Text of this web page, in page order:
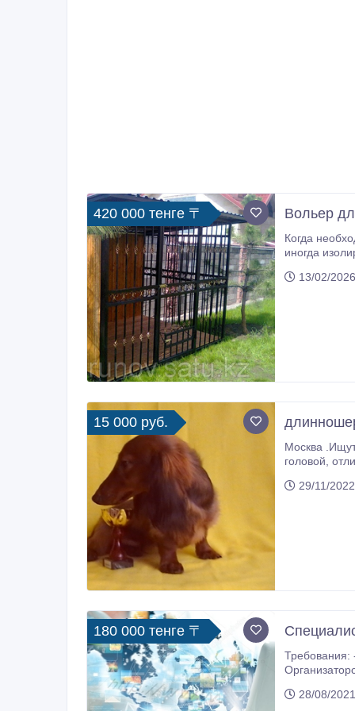
420 000 тенге 〒 Вольер
Когда необходим Вольер для собаки?: У
иногда изолировать собаку от детей,
13/02/
15 000 руб.
Москва .Ищут надежных и
головой, отличным экстерьером, великолепным характером, очень ласковые, контактные, полностью привиты, Цены летние , все
29/11/
180 000 тенге 〒
Требования:
28/08/